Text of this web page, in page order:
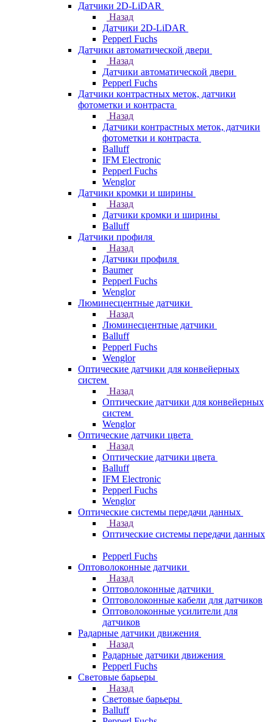
Датчики 2D-LiDAR
Назад
Датчики 2D-LiDAR
Pepperl Fuchs
Датчики автоматической двери
Назад
Датчики автоматической двери
Pepperl Fuchs
Датчики контрастных меток, датчики
фотометки и контраста
Назад
Датчики контрастных меток, датчики
фотометки и контраста
Balluff
IFM Electronic
Pepperl Fuchs
Wenglor
Датчики кромки и ширины
Назад
Датчики кромки и ширины
Balluff
Датчики профиля
Назад
Датчики профиля
Baumer
Pepperl Fuchs
Wenglor
Люминесцентные датчики
Назад
Люминесцентные датчики
Balluff
Pepperl Fuchs
Wenglor
Оптические датчики для конвейерных
систем
Назад
Оптические датчики для конвейерных
систем
Wenglor
Оптические датчики цвета
Назад
Оптические датчики цвета
Balluff
IFM Electronic
Pepperl Fuchs
Wenglor
Оптические системы передачи данных
Назад
Оптические системы передачи данных
Pepperl Fuchs
Оптоволоконные датчики
Назад
Оптоволоконные датчики
Оптоволоконные кабели для датчиков
Оптоволоконные усилители для
датчиков
Радарные датчики движения
Назад
Радарные датчики движения
Pepperl Fuchs
Световые барьеры
Назад
Световые барьеры
Balluff